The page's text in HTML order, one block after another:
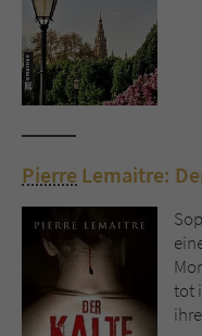
Pierre Lemaitre:
tot